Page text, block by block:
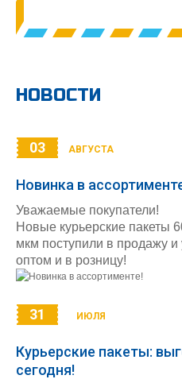
НОВОСТИ
03 АВГУСТА
Новинка в
Уважаемые покупатели!
Новые курьерские пакеты
мкм поступили в продажу и
оптом и в розницу!
31 ИЮЛЯ
Курьерские пакеты:
сегодня!